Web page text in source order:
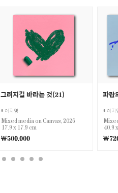
그려지길 바라는 것(21)
이지영
Mixed media on Canvas, 2026
17.9 x 17.9 cm
￦500,000
파란
이지
40.9
￦